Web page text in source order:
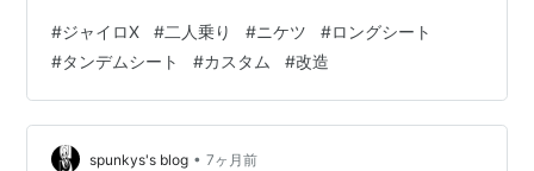
快適性・実用性を大幅にアップさせるおすすめカスタム
パーツです。 ジャイロX二人乗り ■ ロングシート化でラ
イディングポジションが劇的に向上 ロングタイプ設計に
より着座位置に余裕が生まれ、 ポジションの自由度アッ
プ 長距離走行時の疲労軽減 業務使用時の安定感向上 街
#ジャイロX #二人乗り #ニケツ #ロングシート
#タンデムシート #カスタム #改造
spunkys's blog • 7ヶ月前